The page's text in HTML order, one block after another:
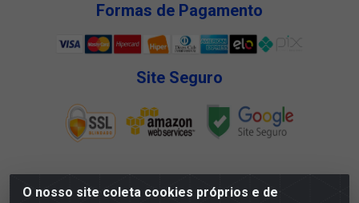
O nosso site coleta cookies próprios e de
Formas de Pagamento
Site Seguro